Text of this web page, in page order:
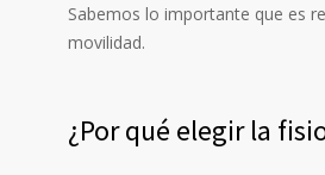
Sabemos lo importante que es
movilidad.
¿Por qué elegir la